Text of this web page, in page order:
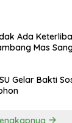
Ada
Mas
Gelar Bakti